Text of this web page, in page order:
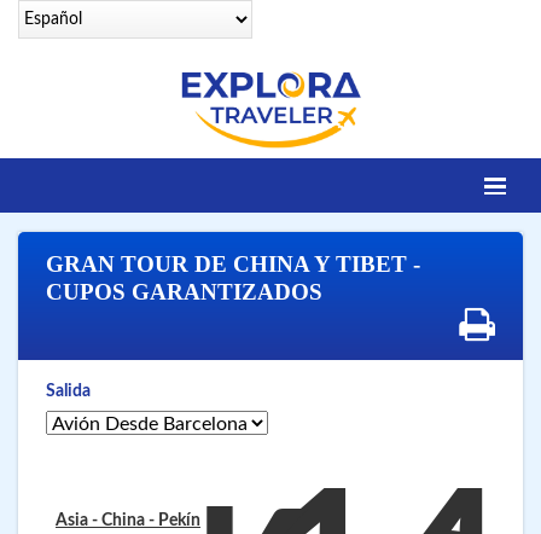
Identifícate
DESTINOS
OFERTAS SENIORS
EGIPTO LEGENDARIO
VUELOS 25 CIUDADES
GRAN TOUR DE CHINA Y TIBET -
CUPOS GARANTIZADOS
Salida
Asia - China - Pekín